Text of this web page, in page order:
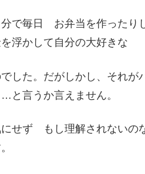
で毎日 お弁当を作ったり
かして自分の大好きな
した。だがしかし、それが
と言うか言えません。
せず もし理解されないの